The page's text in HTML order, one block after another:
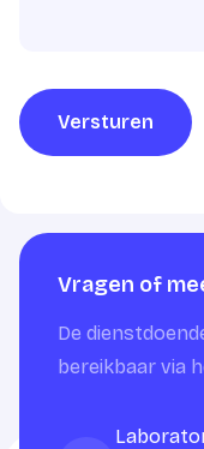
Versturen
Vragen of
De
bereikbaar via